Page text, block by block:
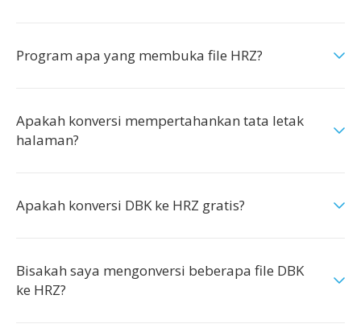
Program apa yang membuka file HRZ?
Apakah konversi mempertahankan tata letak
halaman?
Apakah konversi DBK ke HRZ gratis?
Bisakah saya mengonversi beberapa file DBK
ke HRZ?